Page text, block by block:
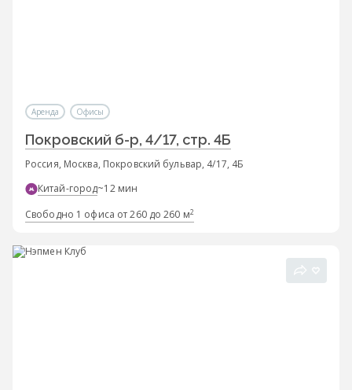
Аренда Офисы
Покровский б-р, 4/17, стр. 4Б
Россия, Москва, Покровский бульвар, 4/17, 4Б
Китай-город~12 мин
Свободно 1 офиса от 260 до 260 м2